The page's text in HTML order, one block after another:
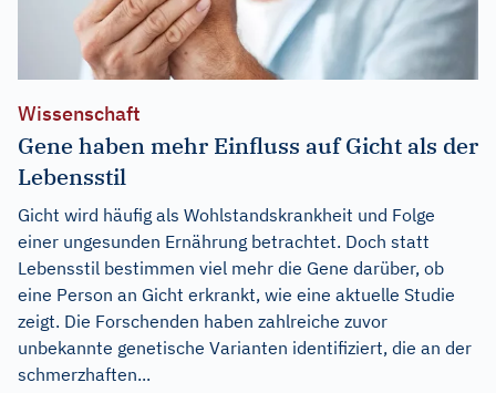
Wissenschaft
Gene haben mehr Einfluss auf Gicht als der
Lebensstil
Gicht wird häufig als Wohlstandskrankheit und Folge
einer ungesunden Ernährung betrachtet. Doch statt
Lebensstil bestimmen viel mehr die Gene darüber, ob
eine Person an Gicht erkrankt, wie eine aktuelle Studie
zeigt. Die Forschenden haben zahlreiche zuvor
unbekannte genetische Varianten identifiziert, die an der
schmerzhaften...